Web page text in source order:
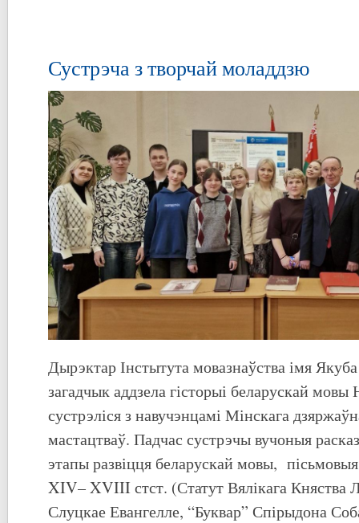
Сустрэча з творчай моладдзю
Дырэктар Інстытута мовазнаўства імя
загадчык аддзела гісторыі беларускай
сустрэліся з навучэнцамі Мінскага
мастацтваў. Падчас сустрэчы вучоныя
этапы развіцця беларускай мовы,
XIV– XVIII стст. (Статут Вялікага Княства
Слуцкае Евангелле, “Буквар” Спірыдона